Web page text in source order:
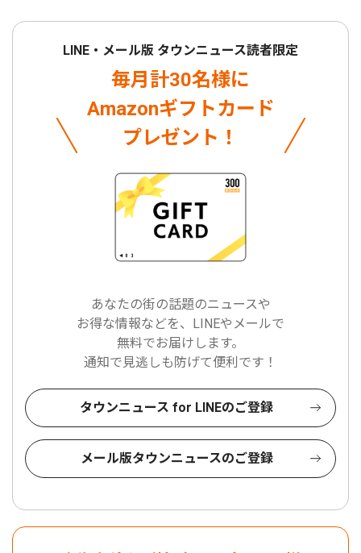
LINE・メール版 タウンニュース読者限定
毎月計30名様に
Amazonギフトカード
プレゼント！
あなたの街の話題のニュースや
お得な情報などを、LINEやメールで
無料でお届けします。
通知で見逃しも防げて便利です！
タウンニュース for LINEのご登録
メール版タウンニュースのご登録